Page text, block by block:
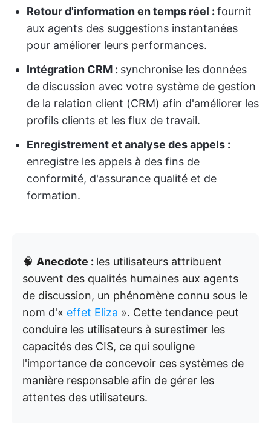
Retour d'information en temps réel : fournit
aux agents des suggestions instantanées
pour améliorer leurs performances.
Intégration CRM : synchronise les données
de discussion avec votre système de gestion
de la relation client (CRM) afin d'améliorer les
profils clients et les flux de travail.
Enregistrement et analyse des appels :
enregistre les appels à des fins de
conformité, d'assurance qualité et de
formation.
🧠 Anecdote : les utilisateurs attribuent
souvent des qualités humaines aux agents
de discussion, un phénomène connu sous le
nom d'« effet Eliza ». Cette tendance peut
conduire les utilisateurs à surestimer les
capacités des CIS, ce qui souligne
l'importance de concevoir ces systèmes de
manière responsable afin de gérer les
attentes des utilisateurs.